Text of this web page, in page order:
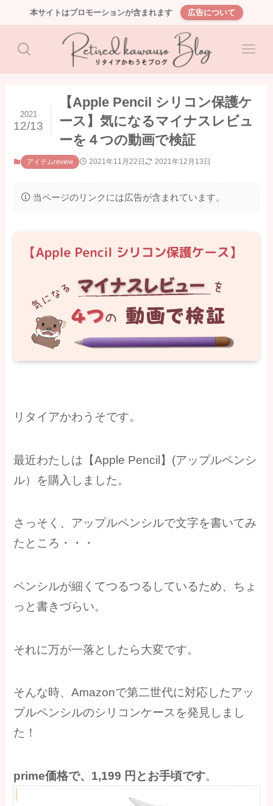
本サイトはプロモーションが含まれます 広告について
【Apple Pencil シリコン保護ケ
ース】気になるマイナスレビュ
ーを４つの動画で検証
2021
12/13
アイテムreview 2021年11月22日 2021年12月13日
当ページのリンクには広告が含まれています。
リタイアかわうそです。
最近わたしは【Apple Pencil】(アップルペンシ
ル）を購入しました。
さっそく、アップルペンシルで文字を書いてみ
たところ・・・
ペンシルが細くてつるつるしているため、ちょ
っと書きづらい。
それに万が一落としたら大変です。
そんな時、Amazonで第二世代に対応したアッ
プルペンシルのシリコンケースを発見しまし
た！
prime価格で、1,199 円とお手頃です。